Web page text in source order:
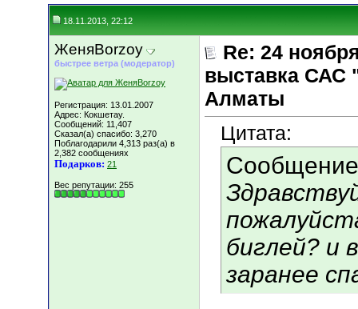
18.11.2013, 22:12
ЖеняBorzoy
быстрее ветра (модератор)
Регистрация: 13.01.2007
Адрес: Кокшетау.
Сообщений: 11,407
Сказал(а) спасибо: 3,270
Поблагодарили 4,313 раз(а) в
2,382 сообщениях
Подарков: 21
Вес репутации: 255
Re: 24
выставка САС
Алматы
Цитата:
биглей? и
заранее